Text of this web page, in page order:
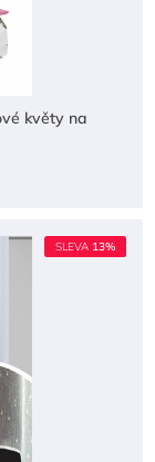
květy na
SLEVA 13%